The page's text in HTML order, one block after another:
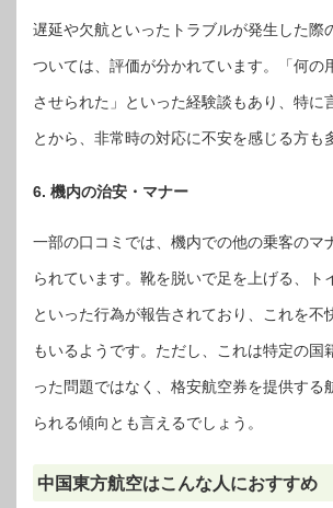
遅延や欠航といったトラブルが発生した際
ついては、評価が分かれています。「何の
させられた」といった経験談もあり、特に
とから、非常時の対応に不安を感じる方も
6. 機内の治安・マナー
一部の口コミでは、機内での他の乗客のマ
られています。靴を脱いで足を上げる、ト
といった行為が報告されており、これを不
もいるようです。ただし、これは特定の国
った問題ではなく、格安航空券を提供する
られる傾向とも言えるでしょう。
中国東方航空はこんな人におすすめ